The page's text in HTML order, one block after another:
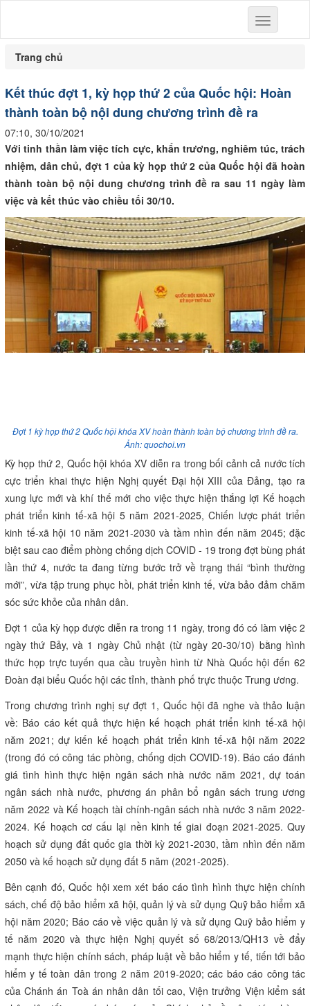
Toggle
navigation
Trang chủ
Kết thúc đợt 1, kỳ họp thứ 2 của Quốc hội: Hoàn
thành toàn bộ nội dung chương trình đề ra
07:10, 30/10/2021
Với tinh thần làm việc tích cực, khẩn trương, nghiêm túc, trách
nhiệm, dân chủ, đợt 1 của kỳ họp thứ 2 của Quốc hội đã hoàn
thành toàn bộ nội dung chương trình đề ra sau 11 ngày làm
việc và kết thúc vào chiều tối 30/10.
Đợt 1 kỳ họp thứ 2 Quốc hội khóa XV hoàn thành toàn bộ chương trình đề ra.
Ảnh: quochoi.vn
Kỳ họp thứ 2, Quốc hội khóa XV diễn ra trong bối cảnh cả nước tích
cực triển khai thực hiện Nghị quyết Đại hội XIII của Đảng, tạo ra
xung lực mới và khí thế mới cho việc thực hiện thắng lợi Kế hoạch
phát triển kinh tế-xã hội 5 năm 2021-2025, Chiến lược phát triển
kinh tế-xã hội 10 năm 2021-2030 và tầm nhìn đến năm 2045; đặc
biệt sau cao điểm phòng chống dịch COVID - 19 trong đợt bùng phát
lần thứ 4, nước ta đang từng bước trở về trạng thái “bình thường
mới”, vừa tập trung phục hồi, phát triển kinh tế, vừa bảo đảm chăm
sóc sức khỏe của nhân dân.
Đợt 1 của kỳ họp được diễn ra trong 11 ngày, trong đó có làm việc 2
ngày thứ Bảy, và 1 ngày Chủ nhật (từ ngày 20-30/10) bằng hình
thức họp trực tuyến qua cầu truyền hình từ Nhà Quốc hội đến 62
Đoàn đại biểu Quốc hội các tỉnh, thành phố trực thuộc Trung ương.
Trong chương trình nghị sự đợt 1, Quốc hội đã nghe và thảo luận
về: Báo cáo kết quả thực hiện kế hoạch phát triển kinh tế-xã hội
năm 2021; dự kiến kế hoạch phát triển kinh tế-xã hội năm 2022
(trong đó có công tác phòng, chống dịch COVID-19). Báo cáo đánh
giá tình hình thực hiện ngân sách nhà nước năm 2021, dự toán
ngân sách nhà nước, phương án phân bổ ngân sách trung ương
năm 2022 và Kế hoạch tài chính-ngân sách nhà nước 3 năm 2022-
2024. Kế hoạch cơ cấu lại nền kinh tế giai đoạn 2021-2025. Quy
hoạch sử dụng đất quốc gia thời kỳ 2021-2030, tầm nhìn đến năm
2050 và kế hoạch sử dụng đất 5 năm (2021-2025).
Bên cạnh đó, Quốc hội xem xét báo cáo tình hình thực hiện chính
sách, chế độ bảo hiểm xã hội, quản lý và sử dụng Quỹ bảo hiểm xã
hội năm 2020; Báo cáo về việc quản lý và sử dụng Quỹ bảo hiểm y
tế năm 2020 và thực hiện Nghị quyết số 68/2013/QH13 về đẩy
mạnh thực hiện chính sách, pháp luật về bảo hiểm y tế, tiến tới bảo
hiểm y tế toàn dân trong 2 năm 2019-2020; các báo cáo công tác
của Chánh án Toà án nhân dân tối cao, Viện trưởng Viện kiểm sát